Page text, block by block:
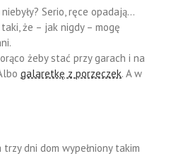
Serio, ręce opadają…
że – jak nigdy – mogę
żeby stać przy garach i na
galaretkę z porzeczek. A w
dni dom wypełniony takim